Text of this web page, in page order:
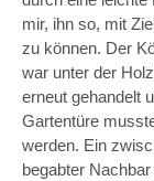
mir, ihn so, mit
zu können. Der
war unter der
erneut gehandelt
Gartentüre
werden. Ein
begabter